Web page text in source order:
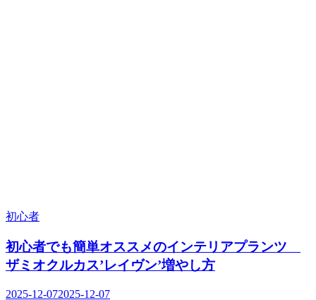
初心者
初心者でも簡単オススメのインテリアプランツ
ザミオクルカス’レイヴン’増やし方
2025-12-072025-12-07